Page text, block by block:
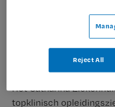
Het Catharina
topklinisch
Reject All